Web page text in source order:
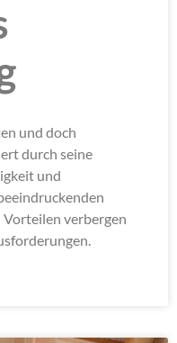
und doch
durch seine
und
verbergen